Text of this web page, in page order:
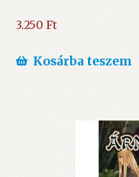
3.250 Ft
Kosárba teszem